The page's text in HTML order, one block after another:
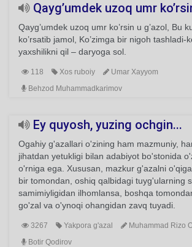
Qayg’umdek uzoq umr
Qayg’umdek uzoq umr ko’rsin u g’azol, Bu
ko’rsatib jamol, Ko’zimga bir nigoh tashladi-
yaxshilikni qil – daryoga sol.
118 Xos ruboiy
Umar Xayyom
Behzod Muhammadkarimov
Ey quyosh, yuzing ochgin...
Ogahiy g'azallari o'zining ham mazmuniy,
jihatdan yetukligi bilan adabiyot bo'stonida
o'rniga ega. Xususan, mazkur g'azalni
bir tomondan, oshiq qalbidagi tuyg'ularning
samimiyligidan ilhomlansa, boshqa
go'zal va o'ynoqi ohangidan zavq tuyadi.
3267 Yakpora g'azal
Muhammad Rizo
Botir Qodirov